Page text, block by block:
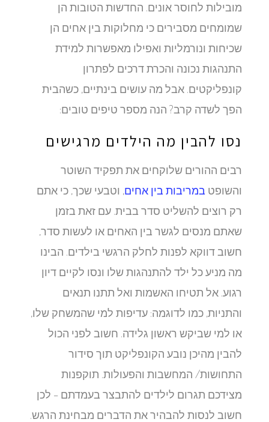
מובילות לחוסר אונים. החדשות הטובות הן
שמומחים מסבירים כי מחלוקות בין אחים הן
שכיחות ונורמליות ואפילו מאפשרות למידת
התנהגות נכונה והכרת דרכים לפתרון
קונפליקטים. אבל מה עושים בינתיים, כשהבית
הפך לשדה קרב? הנה מספר טיפים טובים:
נסו להבין מה הילדים מרגישים
רבים ההורים שלוקחים את תפקיד השוטר
והשופטבמריבות בין אחים, וטבעי שכך, כי אתם
רק רוצים להשליט סדר בבית. עם זאת בזמן
שאתם מנסים לגשר בין האחים או לעשות סדר,
חשוב דווקא לפנות לחלק הרגשי בילדים. הבינו
מה מניע כל ילד להתנהגות שלו ונסו לקיים דיון
רגוע. אל תטיחו האשמות ואל תתנו תנאים
והתניות, כמו לדוגמה: עדיפות למי שהמשחק שלו,
או למי שביקש ראשון גלידה. חשוב לפני הכול
להבין מהיכן נובע הקונפליקט תוך סידור
התחושות/ המחשבות והפעולות. תוקפנות
מצידכם תגרום לילדים להתבצר בעמדתם – לכן
חשוב לנסות להבהיר את הדברים מבחינת הרגש.